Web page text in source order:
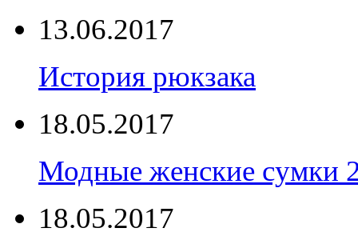
13.06.2017
История рюкзака
18.05.2017
Модные женские сумки
18.05.2017